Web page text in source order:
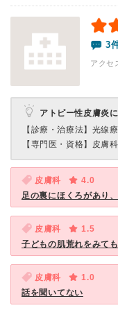
3
アク
アトピー性皮膚炎
【診療・治療法】 光線
【専門医・資格】 皮膚
皮膚科
4.0
足の裏にほくろがあり
皮膚科
1.5
子どもの肌荒れをみて
皮膚科
1.0
話を聞いてない